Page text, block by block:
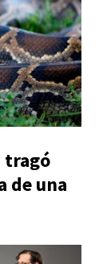
tragó
de una